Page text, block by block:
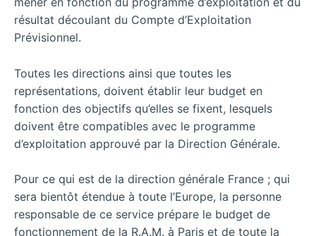
résultat découlant du Compte d’Exploitation
Prévisionnel.
Toutes les directions ainsi que toutes les
représentations, doivent établir leur budget en
fonction des objectifs qu’elles se fixent, lesquels
doivent être compatibles avec le programme
d’exploitation approuvé par la Direction Générale.
Pour ce qui est de la direction générale France ; qui
sera bientôt étendue à toute l’Europe, la personne
responsable de ce service prépare le budget de
fonctionnement de la R.A.M. à Paris et de toute la